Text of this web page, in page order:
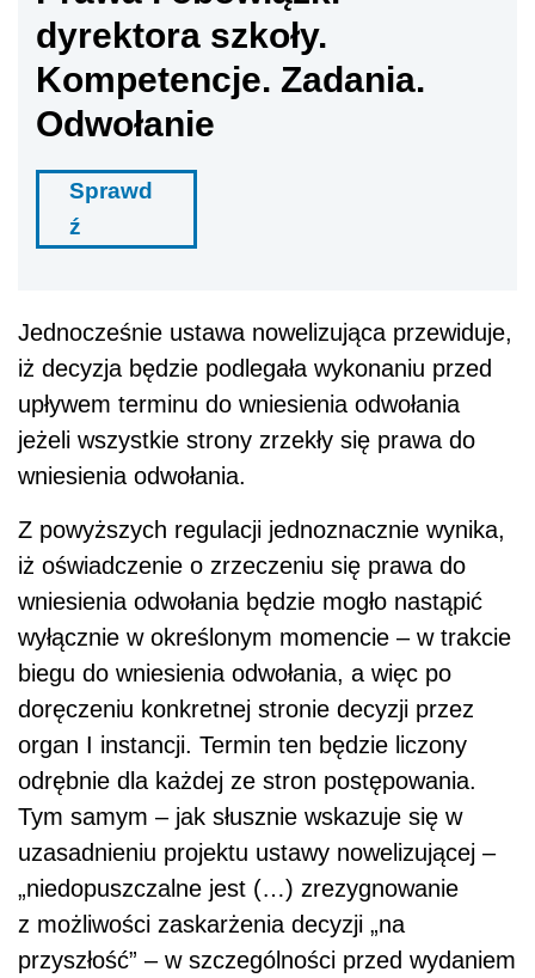
dyrektora szkoły.
Kompetencje. Zadania.
Odwołanie
Sprawd
ź
Jednocześnie ustawa nowelizująca przewiduje,
iż decyzja będzie podlegała wykonaniu przed
upływem terminu do wniesienia odwołania
jeżeli wszystkie strony zrzekły się prawa do
wniesienia odwołania.
Z powyższych regulacji jednoznacznie wynika,
iż oświadczenie o zrzeczeniu się prawa do
wniesienia odwołania będzie mogło nastąpić
wyłącznie w określonym momencie – w trakcie
biegu do wniesienia odwołania, a więc po
doręczeniu konkretnej stronie decyzji przez
organ I instancji. Termin ten będzie liczony
odrębnie dla każdej ze stron postępowania.
Tym samym – jak słusznie wskazuje się w
uzasadnieniu projektu ustawy nowelizującej –
„niedopuszczalne jest (…) zrezygnowanie
z możliwości zaskarżenia decyzji „na
przyszłość” – w szczególności przed wydaniem